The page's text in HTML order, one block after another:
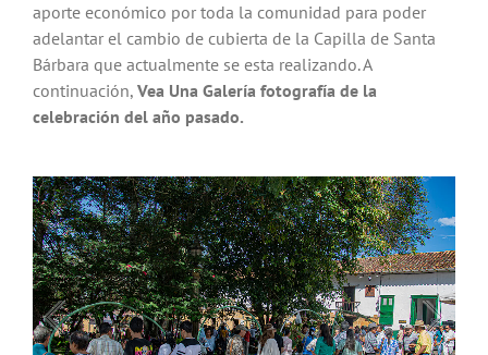
aporte económico por toda la comunidad para poder
adelantar el cambio de cubierta de la Capilla de Santa
Bárbara que actualmente se esta realizando. A
continuación, Vea Una Galería fotografía de la
celebración del año pasado.
2/33